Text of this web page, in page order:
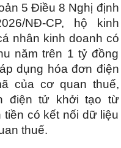
5 Điều 8 Nghị định
NĐ-CP, hộ kinh
nhân kinh doanh có
năm trên 1 tỷ đồng
dụng hóa đơn điện
của cơ quan thuế,
điện tử khởi tạo từ
tiền có kết nối dữ liệu
thuế.